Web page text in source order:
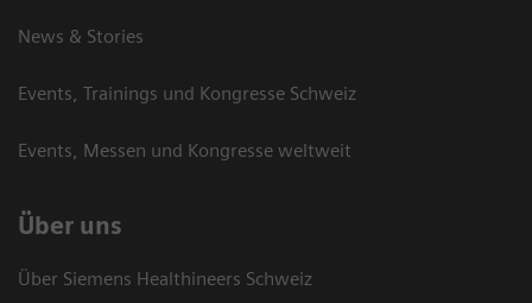
News & Stories
Events, Trainings und Kongresse Schweiz
Events, Messen und Kongresse weltweit
Über uns
Über Siemens Healthineers Schweiz